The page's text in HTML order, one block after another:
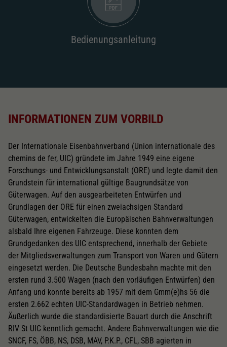
Bedienungsanleitung
INFORMATIONEN ZUM VORBILD
Der Internationale Eisenbahnverband (Union internationale des
chemins de fer, UIC) gründete im Jahre 1949 eine eigene
Forschungs- und Entwicklungsanstalt (ORE) und legte damit den
Grundstein für international gültige Baugrundsätze von
Güterwagen. Auf den ausgearbeiteten Entwürfen und
Grundlagen der ORE für einen zweiachsigen Standard
Güterwagen, entwickelten die Europäischen Bahnverwaltungen
alsbald Ihre eigenen Fahrzeuge. Diese konnten dem
Grundgedanken des UIC entsprechend, innerhalb der Gebiete
der Mitgliedsverwaltungen zum Transport von Waren und Gütern
eingesetzt werden. Die Deutsche Bundesbahn machte mit den
ersten rund 3.500 Wagen (nach den vorläufigen Entwürfen) den
Anfang und konnte bereits ab 1957 mit dem Gmm(e)hs 56 die
ersten 2.662 echten UIC-Standardwagen in Betrieb nehmen.
Äußerlich wurde die standardisierte Bauart durch die Anschrift
RIV St UIC kenntlich gemacht. Andere Bahnverwaltungen wie die
SNCF, FS, ÖBB, NS, DSB, MAV, P.K.P., CFL, SBB agierten in